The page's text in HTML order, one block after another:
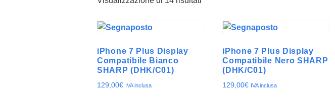
iPhone 7 Plus Display
Compatibile Bianco
SHARP (DHK/C01)
129,00€ IVA inclusa
iPhone 7 Plus Display
Compatibile Nero SHARP
(DHK/C01)
129,00€ IVA inclusa